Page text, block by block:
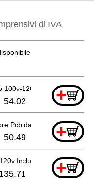
di IVA
non ordinabile
100v-120v +
54.02
Pcb da 220v a 240v
+
50.49
Includ.68-71+
135.71